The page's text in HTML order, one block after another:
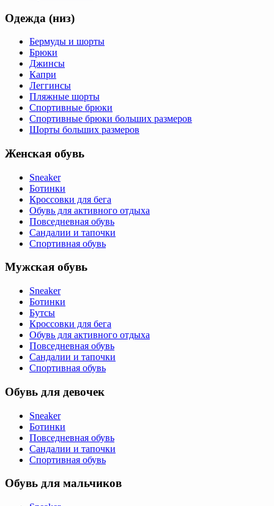
Одежда (низ)
Бермуды и шорты
Брюки
Джинсы
Капри
Леггинсы
Пляжные шорты
Спортивные брюки
Спортивные брюки больших размеров
Шорты больших размеров
Женская обувь
Sneaker
Ботинки
Кроссовки для бега
Обувь для активного отдыха
Повседневная обувь
Сандалии и тапочки
Спортивная обувь
Мужская обувь
Sneaker
Ботинки
Бутсы
Кроссовки для бега
Обувь для активного отдыха
Повседневная обувь
Сандалии и тапочки
Спортивная обувь
Обувь для девочек
Sneaker
Ботинки
Повседневная обувь
Сандалии и тапочки
Спортивная обувь
Обувь для мальчиков